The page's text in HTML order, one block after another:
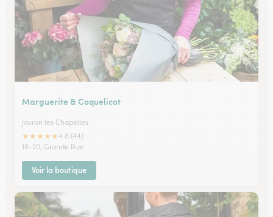
Marguerite & Coquelicot
Javron les Chapelles
★★★★★4.8 (44)
18-20, Grande Rue
Voir la boutique